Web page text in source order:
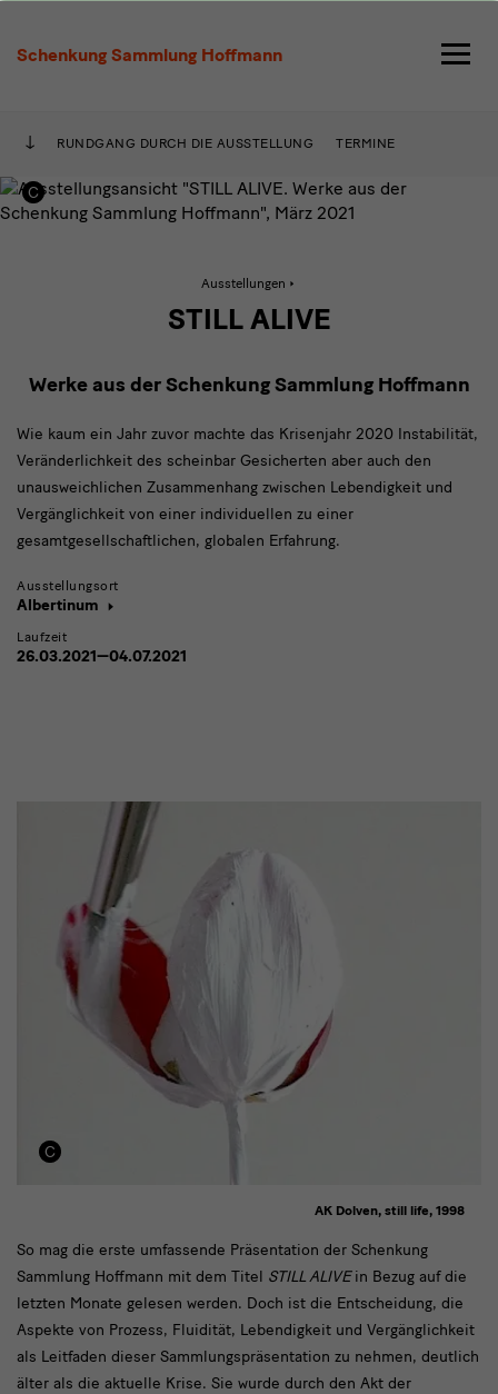
Schenkung Sammlung Hoffmann
Alive
RUNDGANG DURCH DIE AUSSTELLUNG TERMINE
Ausstellungen
Alive
STILL ALIVE
Werke aus der Schenkung Sammlung Hoffmann
Wie kaum ein Jahr zuvor machte das Krisenjahr 2020 Instabilität,
Veränderlichkeit des scheinbar Gesicherten aber auch den
unausweichlichen Zusammenhang zwischen Lebendigkeit und
Vergänglichkeit von einer individuellen zu einer
gesamtgesellschaftlichen, globalen Erfahrung.
Ausstellungsort
Albertinum
Laufzeit
26.03.2021—04.07.2021
Sie
zeigt
So mag die erste umfassende Präsentation der Schenkung
Sammlung Hoffmann mit dem Titel STILL ALIVEin Bezug auf die
letzten Monate gelesen werden. Doch ist die Entscheidung, die
Aspekte von Prozess, Fluidität, Lebendigkeit und Vergänglichkeit
als Leitfaden dieser Sammlungspräsentation zu nehmen, deutlich
älter als die aktuelle Krise. Sie wurde durch den Akt der
AK Dolven, still life, 1998